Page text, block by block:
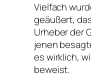
Vielfach
geäußert,
Urheber der
jenen
es wirklich,
beweist.